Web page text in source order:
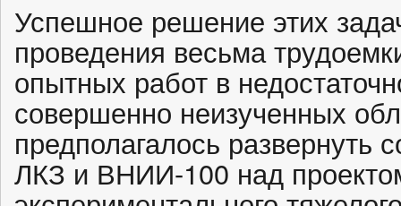
Успешное решение этих
проведения весьма
опытных работ в
совершенно неизученных
предполагалось
ЛКЗ и ВНИИ-100 над